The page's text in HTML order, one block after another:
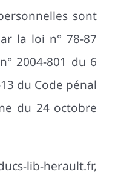
sont
la loi n° 78-87
2004-801 du 6
du Code pénal
du 24 octobre
lib-herault.fr,